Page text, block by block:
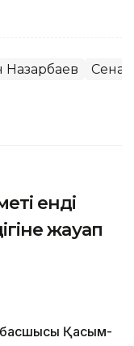
Назарбаев Сенат
енді
жауап
басшысы Қасым-